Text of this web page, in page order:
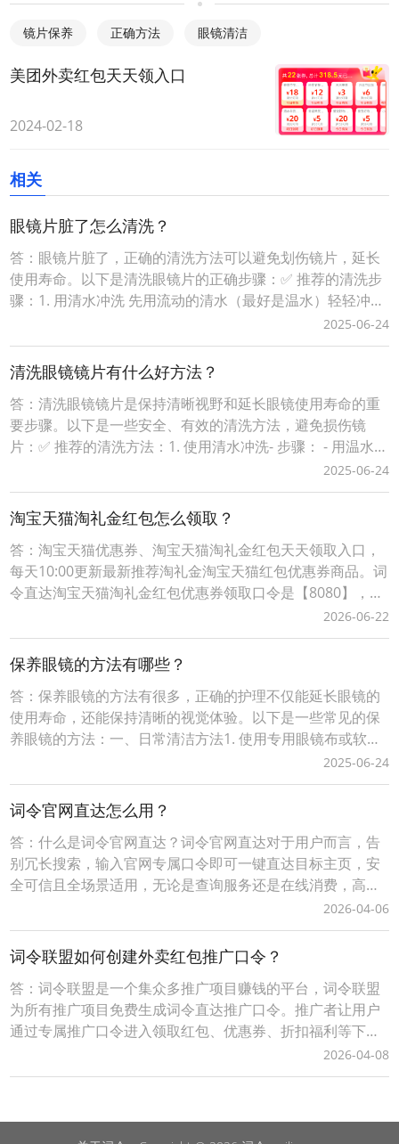
镜片保养 正确方法 眼镜清洁
美团外卖红包天天领入口
2024-02-18
相关
眼镜片脏了怎么清洗？
答：眼镜片脏了，正确的清洗方法可以避免划伤镜片，延长
使用寿命。以下是清洗眼镜片的正确步骤：✅ 推荐的清洗步
骤：1. 用清水冲洗 先用流动的清水（最好是温水）轻轻冲洗
眼镜片，冲掉表面的灰尘和颗粒物，防止擦拭时刮花镜片。
2. 使用专用眼镜清洁剂或中性洗洁精 - 不建议使用含酒精、
醋、肥皂等强碱性或强酸性的清洁剂，这些可能腐蚀镜片镀
膜。 - 可以使用专门的眼镜清洁液，
2025-06-24
清洗眼镜镜片有什么好方法？
答：清洗眼镜镜片是保持清晰视野和延长眼镜使用寿命的重
要步骤。以下是一些安全、有效的清洗方法，避免损伤镜
片：✅ 推荐的清洗方法：1. 使用清水冲洗- 步骤： - 用温水
（不要用热水）轻轻冲洗镜片，去除灰尘和颗粒物。 - 避免
直接用自来水，尤其是硬水地区，可先放一段时间让水中的
氯气挥发。2. 使用专用的眼镜清洁剂或中性洗洁精- 推荐： -
使用专门的眼镜清洁剂（如：
2025-06-24
淘宝天猫淘礼金红包怎么领取？
答：淘宝天猫优惠券、淘宝天猫淘礼金红包天天领取入口，
每天10:00更新最新推荐淘礼金淘宝天猫红包优惠券商品。词
令直达淘宝天猫淘礼金红包优惠券领取口令是【8080】，每
天淘宝天猫购物前打开词令App，输入口令【 8080 】，搜
索进入前往淘礼金淘宝天猫红包优惠券领取入口挑选要购买
的商品领取淘宝天猫优惠券、淘宝天猫商品红包；词令直达
淘宝天猫优惠券淘礼金红包领取口令如
2026-06-22
保养眼镜的方法有哪些？
答：保养眼镜的方法有很多，正确的护理不仅能延长眼镜的
使用寿命，还能保持清晰的视觉体验。以下是一些常见的保
养眼镜的方法：一、日常清洁方法1. 使用专用眼镜布或软布
擦拭 - 避免用衣服、纸巾、纸张等粗糙材料擦拭镜片，以免
刮花镜片。 - 使用柔软、无绒的微纤维眼镜布。2. 先用清水
冲洗镜片 - 在擦拭前，先用清水（最好是温水）轻轻冲洗镜
片，去除灰尘和颗粒物，避免在擦拭
2025-06-24
词令官网直达怎么用？
答：什么是词令官网直达？词令官网直达对于用户而言，告
别冗长搜索，输入官网专属口令即可一键直达目标主页，安
全可信且全场景适用，无论是查询服务还是在线消费，高效
触达省时省心；对站长/商家来说，注册网站名称作为口令，
低成本构建品牌专属流量入口，精准引流无中间流失，更可
灵活关联活动页、促销页等动态目标，结合后台数据追踪优
化推广策略，让每一份流量都转化为实际价值。词令以“
2026-04-06
词令联盟如何创建外卖红包推广口令？
答：词令联盟是一个集众多推广项目赚钱的平台，词令联盟
为所有推广项目免费生成词令直达推广口令。推广者让用户
通过专属推广口令进入领取红包、优惠券、折扣福利等下单
可享受优惠，推广者可获得成交订单相应的佣金轻松赚钱。0
成本无压力、多劳多得时间自由、您只需做好一件事让用户
2026-04-08